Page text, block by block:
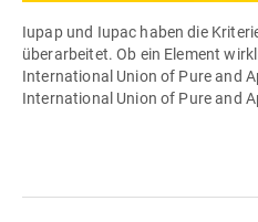
Iupap und Iupac haben die
überarbeitet. Ob ein Element
International Union of Pure and
International Union of Pure and